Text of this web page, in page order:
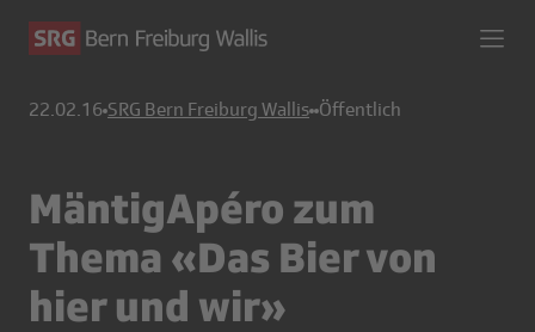
22.02.16 SRG Bern Freiburg Wallis Öffentlich
MäntigApéro zum
Thema «Das Bier von
hier und wir»